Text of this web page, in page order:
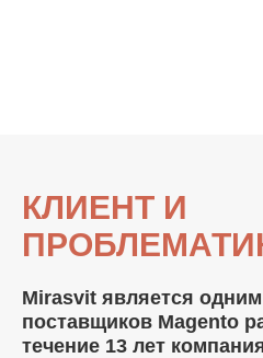
КЛИЕНТ И
Mirasvit является
поставщиков Magento
течение 13 лет